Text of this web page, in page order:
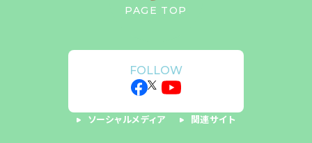
PAGE TOP
FOLLOW
ソーシャルメディア 関連サイト